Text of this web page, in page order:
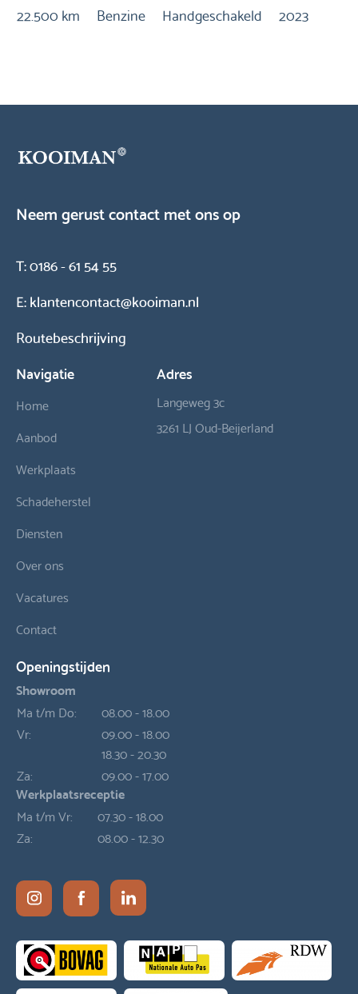
22.500 km Benzine Handgeschakeld 2023
Neem gerust contact met ons op
T:0186 - 61 54 55
E:klantencontact@kooiman.nl
Routebeschrijving
Navigatie
Home
Aanbod
Werkplaats
Schadeherstel
Diensten
Over ons
Vacatures
Contact
Adres
Langeweg 3c
3261 LJ Oud-Beijerland
Openingstijden
Showroom
Ma t/m Do:
08.00 - 18.00
Vr:
09.00 - 18.00
18.30 - 20.30
Za:
09.00 - 17.00
Werkplaatsreceptie
Ma t/m Vr:
07.30 - 18.00
Za:
08.00 - 12.30